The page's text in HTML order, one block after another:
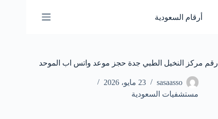
المحتوى
أرقام السعودية
رقم مركز النخيل الطبي جدة حجز موعد واتس اب الموحد
sasaasso
23 مايو، 2026
مستشفيات السعودية